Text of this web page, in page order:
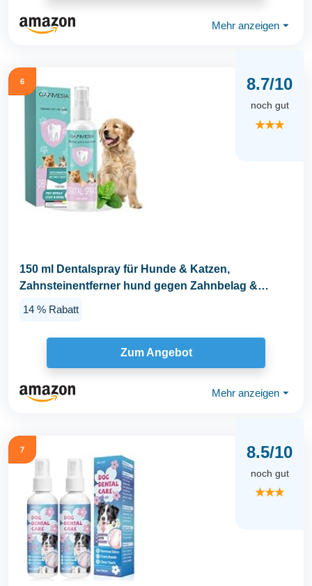
Mehr anzeigen ⏷
6 8.7/10
noch gut
★★★
150 ml Dentalspray für Hunde & Katzen,
Zahnsteinentferner hund gegen Zahnbelag &
14 % Rabatt
Zum Angebot
Mehr anzeigen ⏷
7 8.5/10
noch gut
★★★